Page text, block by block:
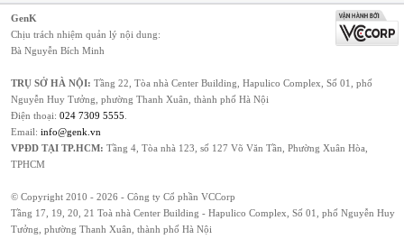
GenK
Chịu trách nhiệm quản lý nội dung:
Bà Nguyễn Bích Minh
TRỤ SỞ HÀ NỘI: Tầng 22, Tòa nhà Center Building, Hapulico Complex, Số 01, phố
Nguyễn Huy Tưởng, phường Thanh Xuân, thành phố Hà Nội
Điện thoại: 024 7309 5555
Email: info@genk.vn
VPĐD TẠI TP.HCM: Tầng 4, Tòa nhà 123, số 127 Võ Văn Tần, Phường Xuân Hòa,
TPHCM
© Copyright 2010 - 2026 - Công ty Cổ phần VCCorp
Tầng 17, 19, 20, 21 Toà nhà Center Building - Hapulico Complex, Số 01, phố Nguyễn Huy
Tưởng, phường Thanh Xuân, thành phố Hà Nội